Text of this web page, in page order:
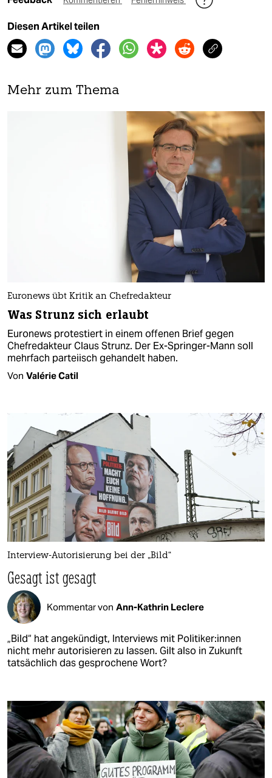
Diesen Artikel teilen
Mehr zum Thema
Euronews übt Kritik an Chefredakteur
Was Strunz sich erlaubt
Euronews protestiert in einem offenen Brief gegen
Chefredakteur Claus Strunz. Der Ex-Springer-Mann soll
mehrfach parteiisch gehandelt haben.
Von Valérie Catil
Interview-Autorisierung bei der „Bild“
Gesagt ist gesagt
Kommentar von Ann-Kathrin Leclere
„Bild“ hat angekündigt, Interviews mit Po­li­ti­ke­r:in­nen
nicht mehr autorisieren zu lassen. Gilt also in Zukunft
tatsächlich das gesprochene Wort?